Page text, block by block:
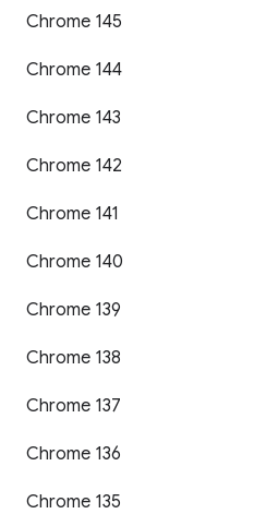
Chrome 145
Chrome 144
Chrome 143
Chrome 142
Chrome 141
Chrome 140
Chrome 139
Chrome 138
Chrome 137
Chrome 136
Chrome 135